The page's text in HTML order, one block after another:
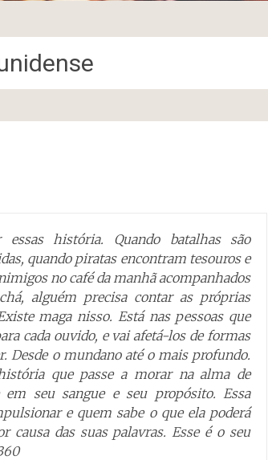
essas história. Quando batalhas são
quando piratas encontram tesouros e
no café da manhã acompanhados
alguém precisa contar as próprias
maga nisso. Está nas pessoas que
cada ouvido, e vai afetá-los de formas
Desde o mundano até o mais profundo.
que passe a morar na alma de
seu sangue e seu propósito. Essa
e quem sabe o que ela poderá
causa das suas palavras. Esse é o seu